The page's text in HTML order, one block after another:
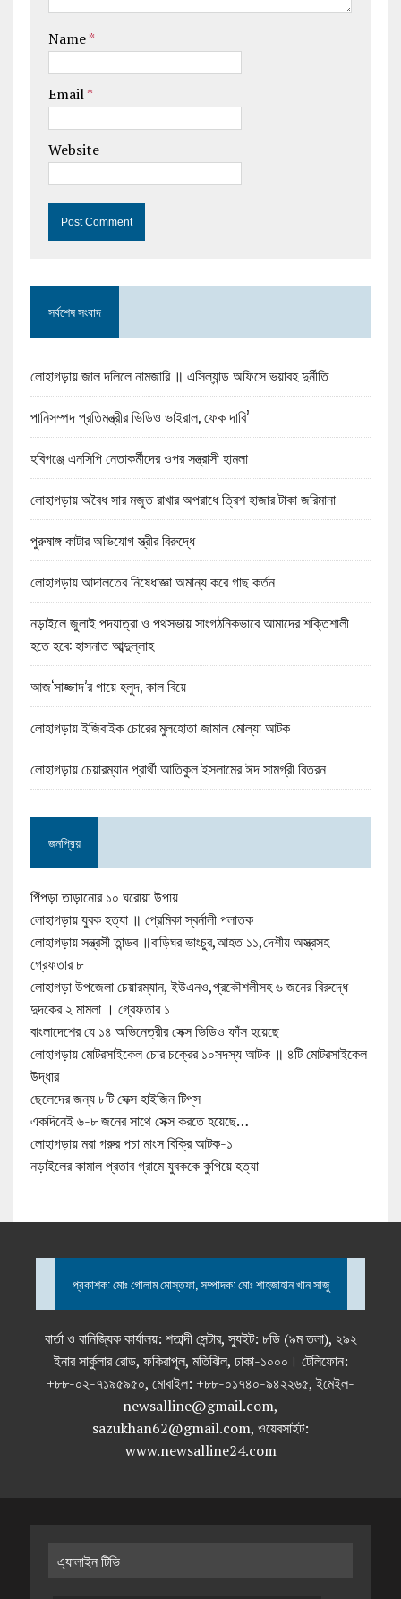
Name*
Email*
Website
সর্বশেষ সংবাদ
লোহাগড়ায় জাল দলিলে নামজারি ॥ এসিল্যান্ড অফিসে ভয়াবহ দুর্নীতি
পানিসম্পদ প্রতিমন্ত্রীর ভিডিও ভাইরাল, ফেক দাবি’
হবিগঞ্জে এনসিপি নেতাকর্মীদের ওপর সন্ত্রাসী হামলা
লোহাগড়ায় অবৈধ সার মজুত রাখার অপরাধে ত্রিশ হাজার টাকা জরিমানা
পুরুষাঙ্গ কাটার অভিযোগ স্ত্রীর বিরুদ্ধে
লোহাগড়ায় আদালতের নিষেধাজ্ঞা অমান্য করে গাছ কর্তন
নড়াইলে জুলাই পদযাত্রা ও পথসভায় সাংগঠনিকভাবে আমাদের শক্তিশালী
হতে হবে: হাসনাত আব্দুল্লাহ
আজ‘সাজ্জাদ’র গায়ে হলুদ, কাল বিয়ে
লোহাগড়ায় ইজিবাইক চোরের মুলহোতা জামাল মোল্যা আটক
লোহাগড়ায় চেয়ারম্যান প্রার্থী আতিকুল ইসলামের ঈদ সামগ্রী বিতরন
জনপ্রিয়
পিঁপড়া তাড়ানোর ১০ ঘরোয়া উপায়
লোহাগড়ায় যুবক হত্যা ॥ প্রেমিকা স্বর্নালী পলাতক
লোহাগড়ায় সন্ত্রসী তান্ডব ॥বাড়িঘর ভাংচুর,আহত ১১,দেশীয় অস্ত্রসহ
গ্রেফতার ৮
লোহাগড়া উপজেলা চেয়ারম্যান, ইউএনও,প্রকৌশলীসহ ৬ জনের বিরুদ্ধে
দুদকের ২ মামলা । গ্রেফতার ১
বাংলাদেশের যে ১৪ অভিনেত্রীর সেক্স ভিডিও ফাঁস হয়েছে
লোহাগড়ায় মোটরসাইকেল চোর চক্রের ১০সদস্য আটক ॥ ৪টি মোটরসাইকেল
উদ্ধার
ছেলেদের জন্য ৮টি সেক্স হাইজিন টিপ্‌স
একদিনেই ৬-৮ জনের সাথে সেক্স করতে হয়েছে…
লোহাগড়ায় মরা গরুর পচা মাংস বিক্রি আটক-১
নড়াইলের কামাল প্রতাব গ্রামে যুবককে কুপিয়ে হত্যা
প্রকাশক: মোঃ গোলাম মোস্তফা, সম্পাদক: মোঃ শাহজাহান খান সাজু
বার্তা ও বানিজ্যিক কার্যালয়: শতাব্দী সেন্টার, স্যুইট: ৮ডি (৯ম তলা), ২৯২
ইনার সার্কুলার রোড, ফকিরাপুল, মতিঝিল, ঢাকা-১০০০। টেলিফোন:
+৮৮-০২-৭১৯৫৯৫০, মোবাইল: +৮৮-০১৭৪০-৯৪২২৬৫, ইমেইল-
newsalline@gmail.com,
sazukhan62@gmail.com, ওয়েবসাইট:
www.newsalline24.com
এ্যালাইন টিভি